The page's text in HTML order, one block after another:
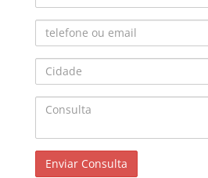
Telefone ou Email
Cidade
Consulta